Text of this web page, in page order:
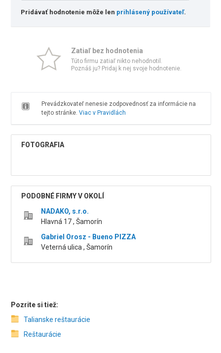
Pridávať hodnotenie môže len prihlásený používateľ.
Zatiaľ bez hodnotenia
Túto firmu zatiaľ nikto nehodnotil.
Poznáš ju? Pridaj k nej svoje hodnotenie.
Prevádzkovateľ nenesie zodpovednosť za informácie na
tejto stránke. Viac v Pravidlách
FOTOGRAFIA
PODOBNÉ FIRMY V OKOLÍ
NADAKO, s.r.o.
Hlavná 17 , Šamorín
Gabriel Orosz - Bueno PIZZA
Veterná ulica , Šamorín
Pozrite si tiež:
Talianske reštaurácie
Reštaurácie